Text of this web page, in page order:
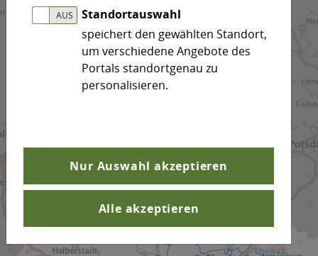
Standortauswahl
speichert den gewählten Standort,
um verschiedene Angebote des
Portals standortgenau zu
personalisieren.
Nur Auswahl akzeptieren
Alle akzeptieren